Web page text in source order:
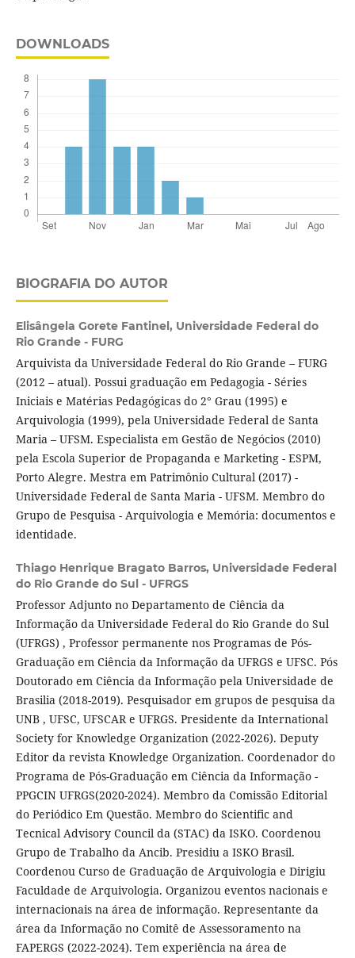
DOWNLOADS
BIOGRAFIA DO AUTOR
Elisângela Gorete Fantinel, Universidade Federal do
Rio Grande - FURG
Arquivista da Universidade Federal do Rio Grande – FURG
(2012 – atual). Possui graduação em Pedagogia - Séries
Iniciais e Matérias Pedagógicas do 2° Grau (1995) e
Arquivologia (1999), pela Universidade Federal de Santa
Maria – UFSM. Especialista em Gestão de Negócios (2010)
pela Escola Superior de Propaganda e Marketing - ESPM,
Porto Alegre. Mestra em Patrimônio Cultural (2017) -
Universidade Federal de Santa Maria - UFSM. Membro do
Grupo de Pesquisa - Arquivologia e Memória: documentos e
identidade.
Thiago Henrique Bragato Barros, Universidade Federal
do Rio Grande do Sul - UFRGS
Professor Adjunto no Departamento de Ciência da
Informação da Universidade Federal do Rio Grande do Sul
(UFRGS) , Professor permanente nos Programas de Pós-
Graduação em Ciência da Informação da UFRGS e UFSC. Pós
Doutorado em Ciência da Informação pela Universidade de
Brasilia (2018-2019). Pesquisador em grupos de pesquisa da
UNB , UFSC, UFSCAR e UFRGS. Presidente da International
Society for Knowledge Organization (2022-2026). Deputy
Editor da revista Knowledge Organization. Coordenador do
Programa de Pós-Graduação em Ciência da Informação -
PPGCIN UFRGS(2020-2024). Membro da Comissão Editorial
do Periódico Em Questão. Membro do Scientific and
Tecnical Advisory Council da (STAC) da ISKO. Coordenou
Grupo de Trabalho da Ancib. Presidiu a ISKO Brasil.
Coordenou Curso de Graduação de Arquivologia e Dirigiu
Faculdade de Arquivologia. Organizou eventos nacionais e
internacionais na área de informação. Representante da
área da Informação no Comitê de Assessoramento na
FAPERGS (2022-2024). Tem experiência na área de